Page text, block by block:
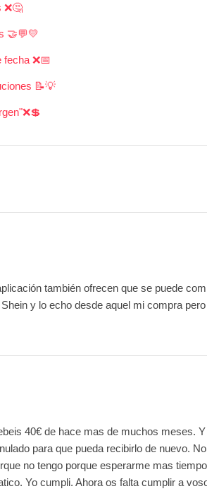
🤝💬💛
❌📅
📝💡
también ofrecen que se puede
y lo echo desde aquel mi compra
40€ de hace mas de muchos meses.
para que pueda recibirlo de nuevo.
no tengo porque esperarme mas
Yo cumpli. Ahora os falta cumplir a